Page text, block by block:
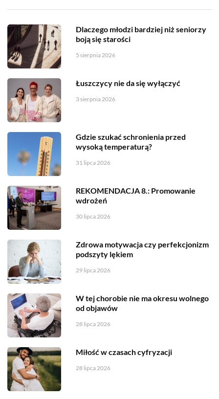
Dlaczego młodzi bardziej niż seniorzy
boją się starości
5 sierpnia 2026
Łuszczycy nie da się wyłączyć
3 sierpnia 2026
Gdzie szukać schronienia przed
wysoką temperaturą?
31 lipca 2026
REKOMENDACJA 8.: Promowanie
wdrożeń
30 lipca 2026
Zdrowa motywacja czy perfekcjonizm
podszyty lękiem
29 lipca 2026
W tej chorobie nie ma okresu wolnego
od objawów
28 lipca 2026
Miłość w czasach cyfryzacji
28 lipca 2026